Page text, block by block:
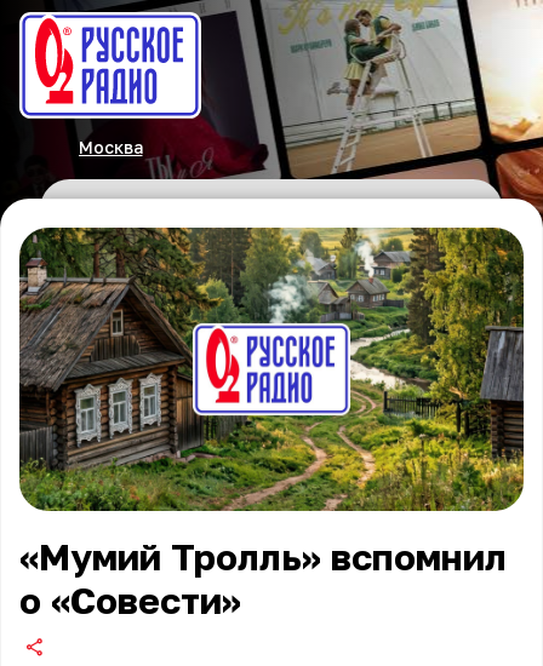
Москва
«Мумий Тролль» вспомнил
о «Совести»